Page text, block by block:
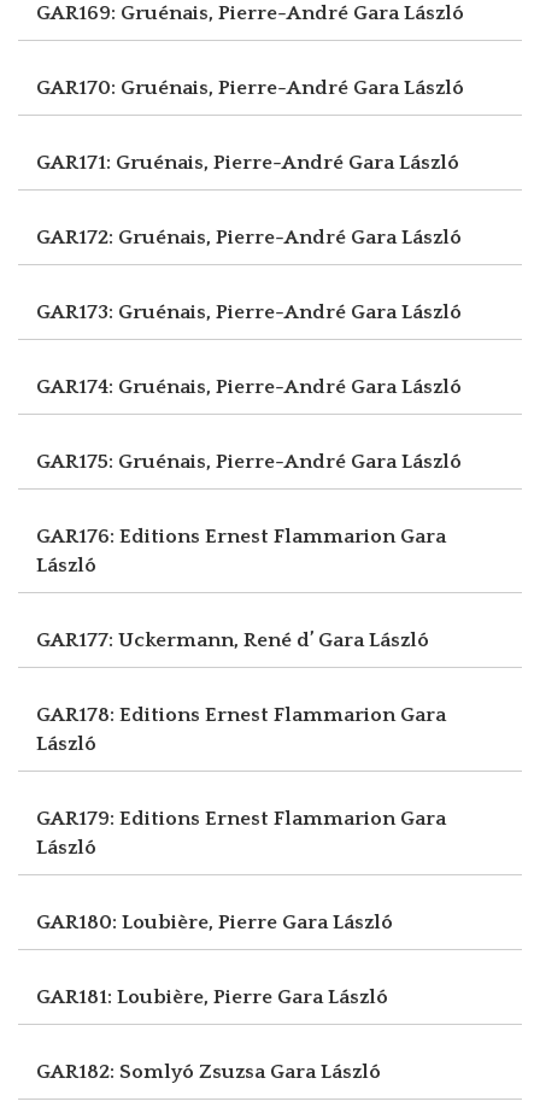
GAR169: Gruénais, Pierre-André Gara László
GAR170: Gruénais, Pierre-André Gara László
GAR171: Gruénais, Pierre-André Gara László
GAR172: Gruénais, Pierre-André Gara László
GAR173: Gruénais, Pierre-André Gara László
GAR174: Gruénais, Pierre-André Gara László
GAR175: Gruénais, Pierre-André Gara László
GAR176: Editions Ernest Flammarion Gara
László
GAR177: Uckermann, René d’ Gara László
GAR178: Editions Ernest Flammarion Gara
László
GAR179: Editions Ernest Flammarion Gara
László
GAR180: Loubière, Pierre Gara László
GAR181: Loubière, Pierre Gara László
GAR182: Somlyó Zsuzsa Gara László